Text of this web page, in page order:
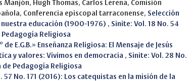
Hugh Thomas, Carlos Lerena, Comisión
Conferencia episcopal tarraconense, Selección
educación (1900-1976) , Sinite: Vol. 18 No. 54
Pedagogía Religiosa
E.G.B.» Enseñanza Religiosa: El Mensaje de Jesús
y valores: Vivimos en democracia , Sinite: Vol. 28 No.
de Pedagogía Religiosa
57 No. 171 (2016): Los catequistas en la misión de la